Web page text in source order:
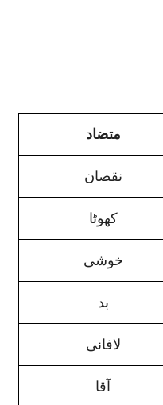
متضاد
نقصان
کھوٹا
خوشی
بد
لافانی
آقا